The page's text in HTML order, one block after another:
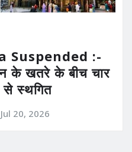
Suspended :-
के खतरे के बीच चार
से स्थगित
Jul 20, 2026